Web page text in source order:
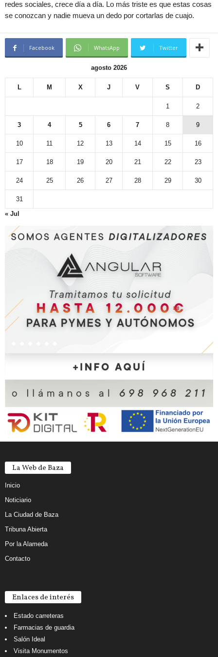
redes sociales, crece día a día. Lo más triste es que estas cosas
se conozcan y nadie mueva un dedo por cortarlas de cuajo.
Facebook WhatsApp Twitter
agosto 2026
L M X J V S D
1 2
3 4 5 6 7 8 9
10 11 12 13 14 15 16
17 18 19 20 21 22 23
24 25 26 27 28 29 30
31
« Jul
La Web de Baza
Inicio
Noticiario
La Ciudad de Baza
Tribuna Abierta
Por la Alameda
Contacto
Enlaces de interés
Estado carreteras
Farmacias de guardia
Salón Ideal
Visita Monumentos